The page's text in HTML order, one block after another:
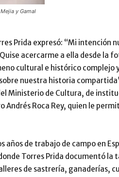
y Gamal
Prida expresó: “Mi intención
acercarme a ella desde la
cultural e histórico complejo
nuestra historia
Ministerio de Cultura, de
Andrés Roca Rey, quien le
años de trabajo de campo en
Torres Prida documentó la
de sastrería, ganaderías,